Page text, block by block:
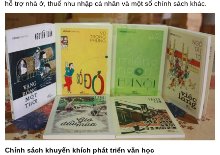
hỗ trợ nhà ở, thuế nhu nhập cá nhân và một số chính sách khác.
Chính sách khuyến khích phát triển văn học